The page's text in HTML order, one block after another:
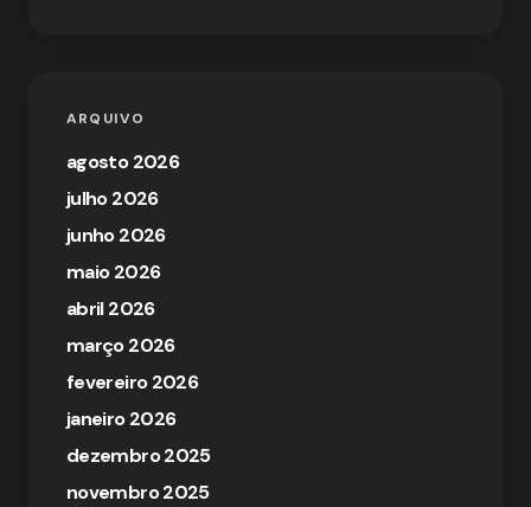
ARQUIVO
agosto 2026
julho 2026
junho 2026
maio 2026
abril 2026
março 2026
fevereiro 2026
janeiro 2026
dezembro 2025
novembro 2025